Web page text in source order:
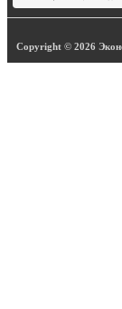
Copyright © 2026